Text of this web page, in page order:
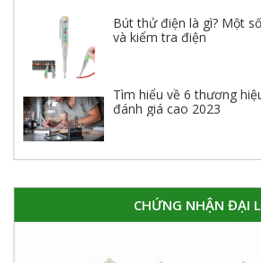
Bút thử điện là gì? Một
và kiểm tra điện
Tìm hiểu về 6 thương
đánh giá cao 2023
CHỨNG NHẬN ĐẠI